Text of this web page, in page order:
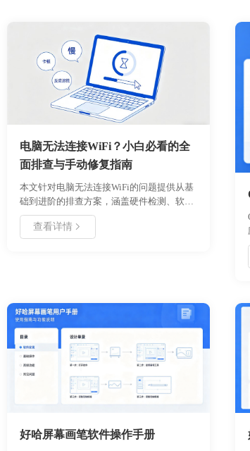
电脑无法连接WiFi？小白必看的全
面排查与手动修复指南
本文针对电脑无法连接WiFi的问题提供从基
础到进阶的排查方案，涵盖硬件检测、软件
配置、系统服务恢复及高级设置调整等环
节。通过逐步验证法帮助用户定位问题根
查看详情
好哈屏幕画笔软件操作手册